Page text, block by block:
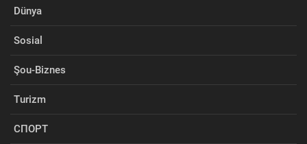
Dünya
Sosial
Şou-Biznes
Turizm
СПОРТ